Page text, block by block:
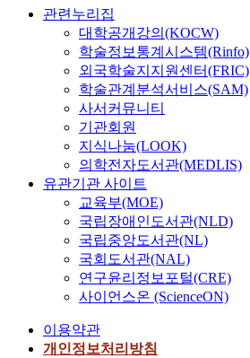
관련누리집
대학공개강의(KOCW)
학술정보통계시스템(Rinfo)
외국학술지지원센터(FRIC)
학술관계분석서비스(SAM)
사서커뮤니티
기관회원
지식나눔(LOOK)
의학전자도서관(MEDLIS)
유관기관 사이트
교육부(MOE)
국립장애인도서관(NLD)
국립중앙도서관(NL)
국회도서관(NAL)
연구윤리정보포털(CRE)
사이언스온 (ScienceON)
이용약관
개인정보처리방침